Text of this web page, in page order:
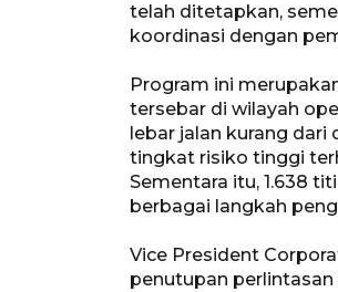
telah ditetapkan,
koordinasi dengan
Program ini
tersebar di wilayah
lebar jalan kurang
tingkat risiko tinggi
Sementara itu, 1.638
berbagai langkah
Vice President
penutupan